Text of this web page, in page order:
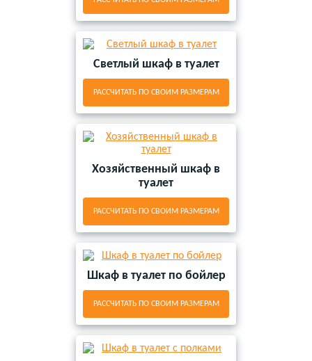
Светлый шкаф в туалет
РАССЧИТАТЬ ПО СВОИМ РАЗМЕРАМ
Хозяйственный шкаф в
туалет
РАССЧИТАТЬ ПО СВОИМ РАЗМЕРАМ
Шкаф в туалет по бойлер
РАССЧИТАТЬ ПО СВОИМ РАЗМЕРАМ